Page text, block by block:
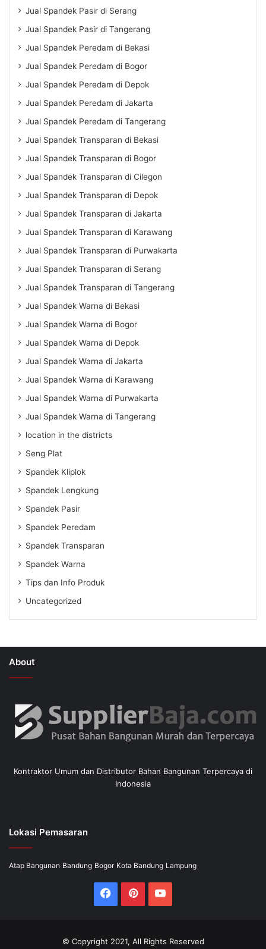
Jual Spandek Pasir di Serang
Jual Spandek Pasir di Tangerang
Jual Spandek Peredam di Bekasi
Jual Spandek Peredam di Bogor
Jual Spandek Peredam di Depok
Jual Spandek Peredam di Jakarta
Jual Spandek Peredam di Tangerang
Jual Spandek Transparan di Bekasi
Jual Spandek Transparan di Bogor
Jual Spandek Transparan di Cilegon
Jual Spandek Transparan di Depok
Jual Spandek Transparan di Jakarta
Jual Spandek Transparan di Karawang
Jual Spandek Transparan di Purwakarta
Jual Spandek Transparan di Serang
Jual Spandek Transparan di Tangerang
Jual Spandek Warna di Bekasi
Jual Spandek Warna di Bogor
Jual Spandek Warna di Depok
Jual Spandek Warna di Jakarta
Jual Spandek Warna di Karawang
Jual Spandek Warna di Purwakarta
Jual Spandek Warna di Tangerang
location in the districts
Seng Plat
Spandek Kliplok
Spandek Lengkung
Spandek Pasir
Spandek Peredam
Spandek Transparan
Spandek Warna
Tips dan Info Produk
Uncategorized
About
Kontraktor Umum dan Distributor Bahan Bangunan Terpercaya di
Indonesia
Lokasi Pemasaran
Atap Bangunan Bandung Bogor Kota Bandung Lampung
Facebook
Pinterest
© Copyright 2021, All Rights Reserved